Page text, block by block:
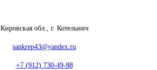
Кировская обл., г. Котельнич
sankrep43@yandex.ru
+7 (912) 730-49-88